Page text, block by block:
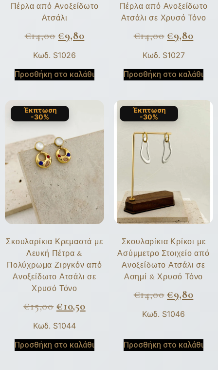
Πέρλα από Ανοξείδωτο
Ατσάλι
€14,00 €9,80
Κωδ. S1026
Προσθήκη στο καλάθι
Πέρλα από Ανοξείδωτο
Ατσάλι σε Χρυσό Τόνο
€14,00 €9,80
Κωδ. S1027
Προσθήκη στο καλάθι
Έκπτωση
-30%
Σκουλαρίκια Κρεμαστά με
Λευκή Πέτρα &
Πολύχρωμα Ζιργκόν από
Ανοξείδωτο Ατσάλι σε
Χρυσό Τόνο
€15,00 €10,50
Κωδ. S1044
Προσθήκη στο καλάθι
Έκπτωση
-30%
Σκουλαρίκια Κρίκοι με
Ασύμμετρο Στοιχείο από
Ανοξείδωτο Ατσάλι σε
Ασημί & Χρυσό Τόνο
€14,00 €9,80
Κωδ. S1046
Προσθήκη στο καλάθι